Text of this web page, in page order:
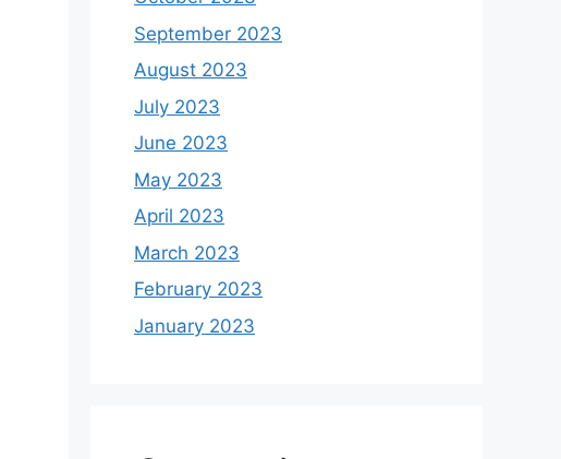
September 2023
August 2023
July 2023
June 2023
May 2023
April 2023
March 2023
February 2023
January 2023